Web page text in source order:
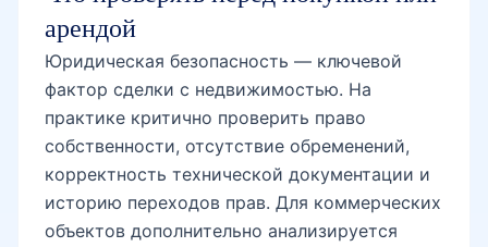
практике критично проверить право
собственности, отсутствие обременений,
корректность технической документации и
историю переходов прав. Для коммерческих
объектов дополнительно анализируется
назначение помещения, допустимые виды
деятельности и соответствие требованиям
по эксплуатации. Для участков проверяется
категория земли, разрешенное